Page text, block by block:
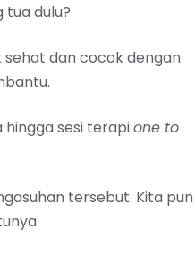
dulu?
dan cocok dengan
sesi terapione to
tersebut. Kita pun